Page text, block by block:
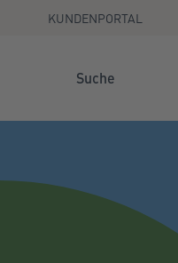
KUNDENPORTAL
Suche